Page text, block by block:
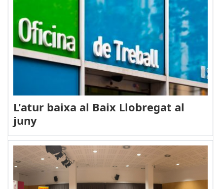
L'atur baixa al Baix Llobregat al
juny